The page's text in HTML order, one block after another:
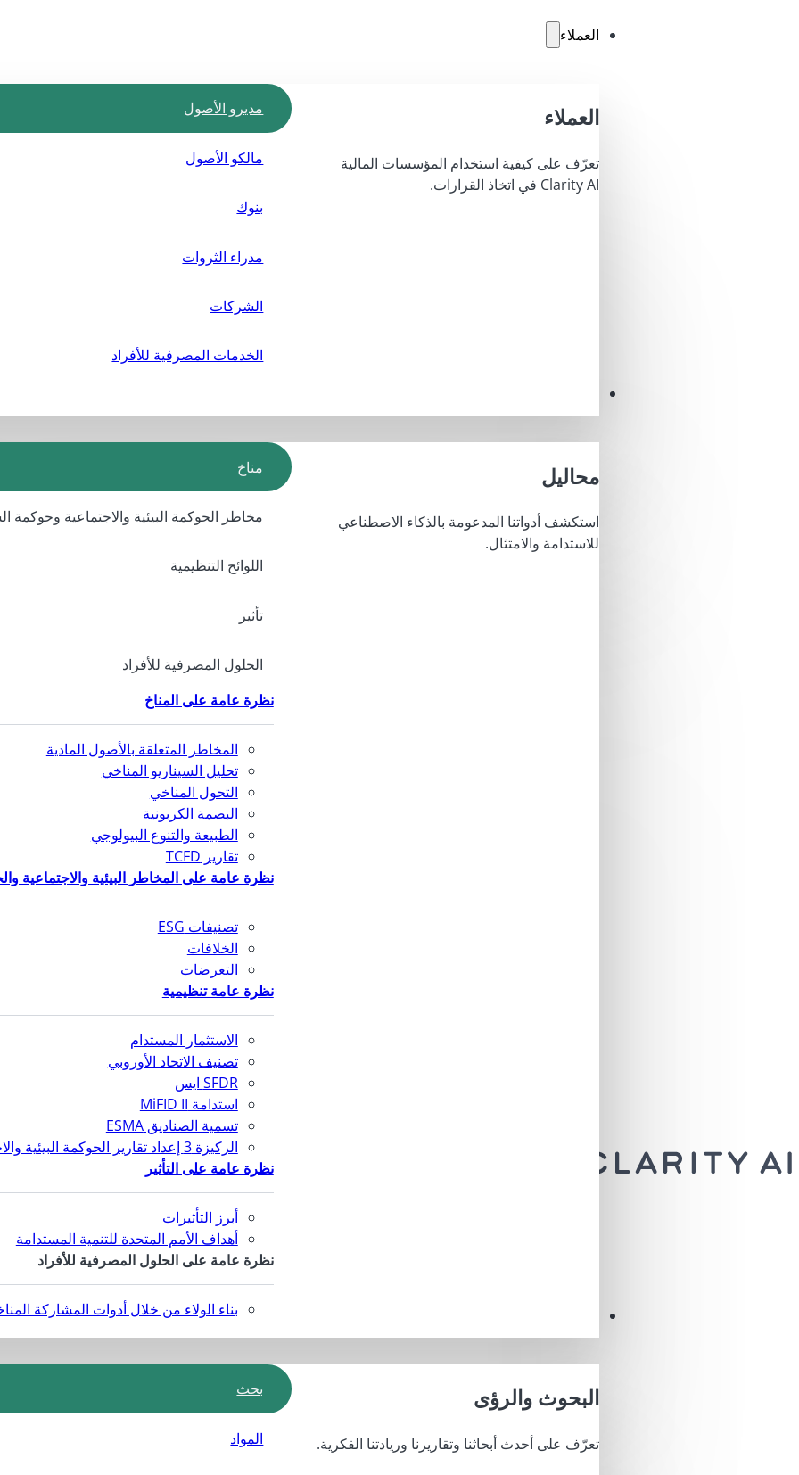
العملاء
العملاء
تعرّف على كيفية استخدام المؤسسات المالية
Clarity AI في اتخاذ القرارات.
مديرو الأصول
مالكو الأصول
بنوك
مدراء الثروات
الشركات
الخدمات المصرفية للأفراد
محاليل
استكشف أدواتنا المدعومة بالذكاء الاصطناعي
للاستدامة والامتثال.
مناخ
مخاطر الحوكمة البيئية والاجتماعية وحوكمة
اللوائح التنظيمية
تأثير
الحلول المصرفية للأفراد
نظرة عامة على المناخ
المخاطر المتعلقة بالأصول المادية
تحليل السيناريو المناخي
التحول المناخي
البصمة الكربونية
الطبيعة والتنوع البيولوجي
تقارير TCFD
نظرة عامة على المخاطر البيئية والاجتماعية
تصنيفات ESG
الخلافات
التعرضات
نظرة عامة تنظيمية
الاستثمار المستدام
تصنيف الاتحاد الأوروبي
SFDR ايس
استدامة MiFID II
تسمية الصناديق ESMA
الركيزة 3 إعداد تقارير الحوكمة البيئية والاجتماعية والمؤسسية
نظرة عامة على التأثير
أبرز التأثيرات
أهداف الأمم المتحدة للتنمية المستدامة
نظرة عامة على الحلول المصرفية للأفراد
بناء الولاء من خلال أدوات المشاركة
البحوث والرؤى
تعرّف على أحدث أبحاثنا وتقاريرنا وريادتنا الفكرية.
بحث
المواد